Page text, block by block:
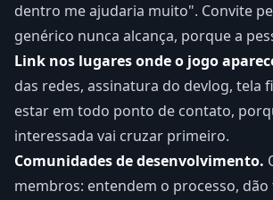
dentro me ajudaria muito". Convite
genérico nunca alcança, porque a
Link nos lugares onde o jogo
das redes, assinatura do devlog, tela
estar em todo ponto de contato,
interessada vai cruzar primeiro.
Comunidades de desenvolvimento.
membros: entendem o processo,